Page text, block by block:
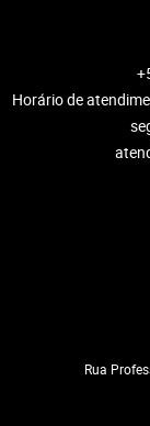
Horário de
Rua